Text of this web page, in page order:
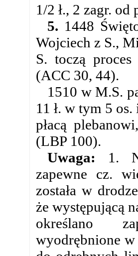
1/2 ł., 2 zagr. od
5. 1448
Wojciech z S.,
S. toczą
(ACC 30, 44).
1510 w M.S.
11 ł. w tym 5
płacą
(LBP 100).
Uwaga: 1.
zapewne cz.
została w
że występującą
określano
wyodrębnione w